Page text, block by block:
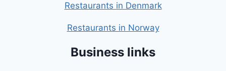
Restaurants in Denmark
Restaurants in Norway
Business links